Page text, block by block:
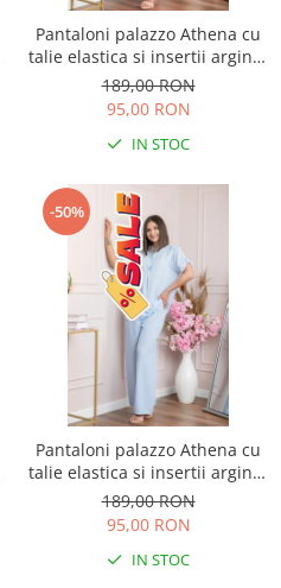
Pantaloni palazzo Athena cu
talie elastica si insertii argintii
- Lila
189,00 RON
95,00 RON
IN STOC
-50%
Pantaloni palazzo Athena cu
talie elastica si insertii argintii
- Bleu
189,00 RON
95,00 RON
IN STOC